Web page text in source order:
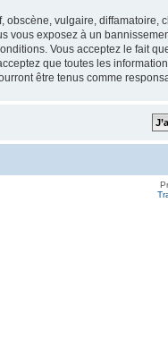
vulgaire,
exposez à un
Vous acceptez le fait
que toutes les
être tenus comme